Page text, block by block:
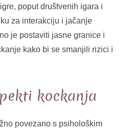
poput društvenih igara i
za interakciju i jačanje
je postaviti jasne granice i
kako bi se smanjili rizici i
kockanja
povezano s psihološkim